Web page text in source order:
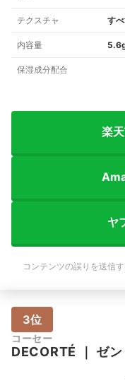
テクスチャ す
内容量
保湿成分配合
楽
ヤ
コンテンツの誤りを送信
3位
コーセー
DECORTÉ ｜ ゼ